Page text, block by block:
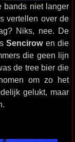
bands niet langer
vertellen over de
Niks, nee. De
Sencirowen die
die geen lijn
de tree bier die
om zo het
gelukt, maar